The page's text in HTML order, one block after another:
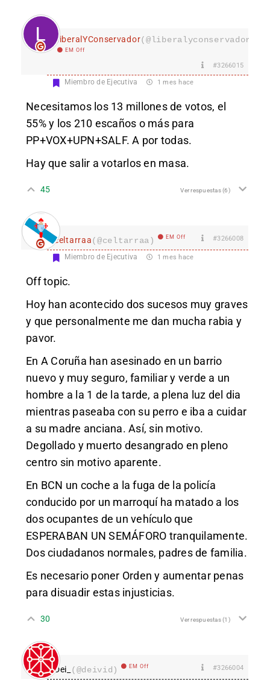
LiberalYConservador
EM Off
#3266015
Miembro de Ejecutiva 1 mes hace
Necesitamos los 13 millones de votos, el
55% y los 210 escaños o más para
PP+VOX+UPN+SALF. A por todas.
Hay que salir a votarlos en masa.
45 Ver respuestas(6)
celtarraa(@celtarraa) EM Off #3266008
Miembro de Ejecutiva 1 mes hace
Off topic.
Hoy han acontecido dos sucesos muy graves
y que personalmente me dan mucha rabia y
pavor.
En A Coruña han asesinado en un barrio
nuevo y muy seguro, familiar y verde a un
hombre a la 1 de la tarde, a plena luz del dia
mientras paseaba con su perro e iba a cuidar
a su madre anciana. Así, sin motivo.
Degollado y muerto desangrado en pleno
centro sin motivo aparente.
En BCN un coche a la fuga de la policía
conducido por un marroquí ha matado a los
dos ocupantes de un vehículo que
ESPERABAN UN SEMÁFORO tranquilamente.
Dos ciudadanos normales, padres de familia.
Es necesario poner Orden y aumentar penas
para disuadir estas injusticias.
30 Ver respuestas(1)
Dei_ (@deivid) EM Off #3266004